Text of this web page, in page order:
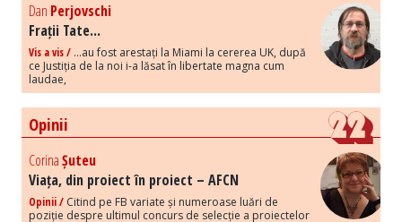
Dan Perjovschi
Frații Tate...
Vis a vis / ...au fost arestați la Miami la cererea UK, după
ce Justiția de la noi i-a lăsat în libertate magna cum
laudae,
Opinii
CorinaȘuteu
Viața, din proiect în proiect – AFCN
Opinii / Citind pe FB variate și numeroase luări de
poziție despre ultimul concurs de selecție a proiectelor